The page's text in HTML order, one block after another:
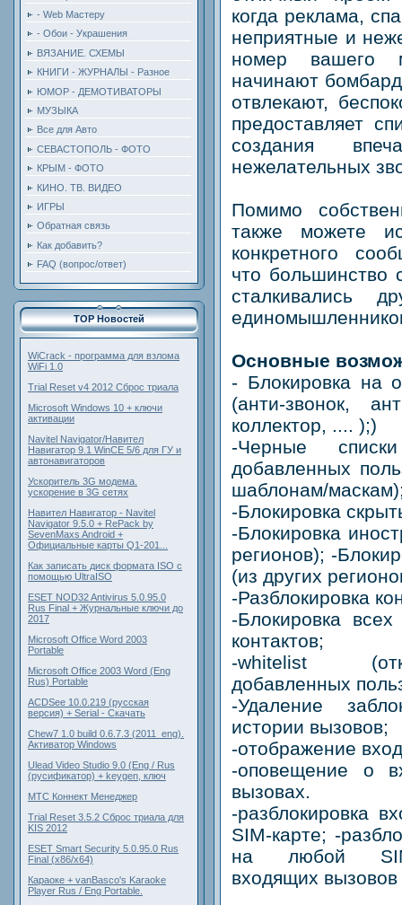
- Web Мастеру
- Обои - Украшения
ВЯЗАНИЕ. СХЕМЫ
КНИГИ - ЖУРНАЛЫ - Разное
ЮМОР - ДЕМОТИВАТОРЫ
МУЗЫКА
Все для Авто
СЕВАСТОПОЛЬ - ФОТО
КРЫМ - ФОТО
КИНО. ТВ. ВИДЕО
ИГРЫ
Обратная связь
Как добавить?
FAQ (вопрос/ответ)
TOP Новостей
WiCrack - программа для взлома
WiFi 1.0
Trial Reset v4 2012 Сброс триала
Microsoft Windows 10 + ключи
активации
Navitel Navigator/Навител
Навигатор 9.1 WinCE 5/6 для ГУ и
автонавигаторов
Ускоритель 3G модема.
ускорение в 3G сетях
Навител Навигатор - Navitel
Navigator 9.5.0 + RePack by
SevenMaxs Android +
Официальные карты Q1-201...
Как записать диск формата ISO с
помощью UltraISO
ESET NOD32 Antivirus 5.0.95.0
Rus Final + Журнальные ключи до
2017
Microsoft Office Word 2003
Portable
Microsoft Office 2003 Word (Eng
Rus) Portable
ACDSee 10.0.219 (русская
версия) + Serial - Скачать
Chew7 1.0 build 0.6.7.3 (2011_eng).
Активатор Windows
Ulead Video Studio 9.0 (Eng / Rus
(русификатор) + keygen, ключ
МТС Коннект Менеджер
Trial Reset 3.5.2 Сброс триала для
KIS 2012
ESET Smart Security 5.0.95.0 Rus
Final (x86/x64)
Караоке + vanBasco's Karaoke
Player Rus / Eng Portable.
когда реклама,
неприятные и
номер вашего
начинают
отвлекают,
предоставляет
создания
нежелательных
Помимо
также можете
конкретного
что большинство
сталкивались
Основные
- Блокировка на
(анти-звонок,
коллектор, .... );)
-Черные
добавленных
шаблонам/
-Блокировка
-Блокировка
регионов); -
(из других
-Разблокировка
-Блокировка
контактов;
-whitelist
добавленных
-Удаление
истории вызовов;
-отображение
-оповещение о
вызовах.
-разблокировка
SIM-карте; -
на любой SIM-
входящих